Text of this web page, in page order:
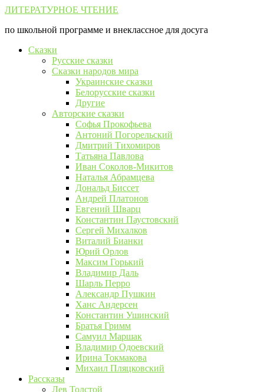
Перейти
контенту
ЛИТЕРАТУРНОЕ ЧТЕНИЕ
по школьной программе и внеклассное для досуга
Сказки
Русские сказки
Сказки народов мира
Украинские сказки
Белорусские сказки
Другие
Авторские сказки
Софья Прокофьева
Антоний Погорельский
Дмитрий Тихомиров
Татьяна Павлова
Иван Соколов-Микитов
Наталья Абрамцева
Дональд Биссет
Андрей Платонов
Евгений Шварц
Константин Паустовский
Сергей Михалков
Виталий Бианки
Юрий Орлов
Максим Горький
Владимир Даль
Шарль Перро
Александр Пушкин
Ханс Андерсен
Константин Ушинский
Братья Гримм
Самуил Маршак
Владимир Одоевский
Ирина Токмакова
Михаил Пляцковский
Рассказы
Лев Толстой